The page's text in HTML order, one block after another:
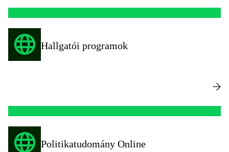
Hallgatói programok
Politikatudomány Online